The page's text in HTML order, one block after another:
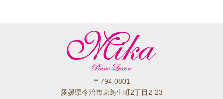
〒794-0801
愛媛県今治市東鳥生町2丁目2-23